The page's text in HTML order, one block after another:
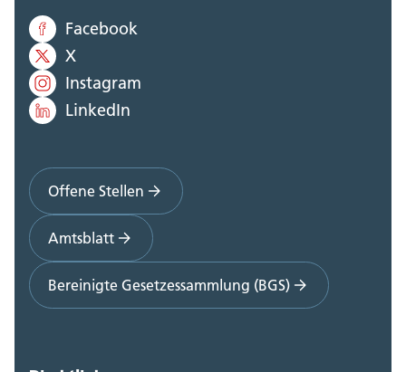
Facebook
X
Instagram
LinkedIn
Offene Stellen
Amtsblatt
Bereinigte Gesetzessammlung (BGS)